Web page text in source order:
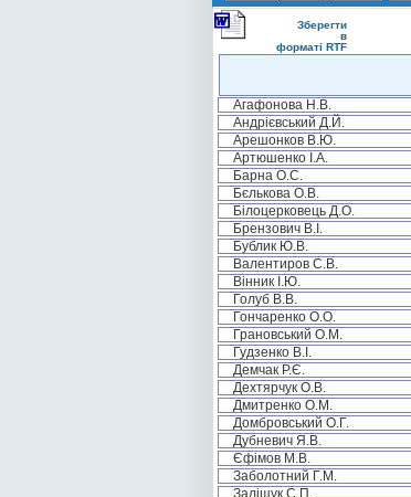
Зберегти
в
форматі RTF
Агафонова Н.В.
Андрієвський Д.Й.
Арешонков В.Ю.
Артюшенко І.А.
Барна О.С.
Бєлькова О.В.
Білоцерковець Д.О.
Брензович В.І.
Бублик Ю.В.
Валентиров С.В.
Вінник І.Ю.
Голуб В.В.
Гончаренко О.О.
Грановський О.М.
Гудзенко В.І.
Демчак Р.Є.
Дехтярчук О.В.
Дмитренко О.М.
Домбровський О.Г.
Дубневич Я.В.
Єфімов М.В.
Заболотний Г.М.
Заліщук С.П.